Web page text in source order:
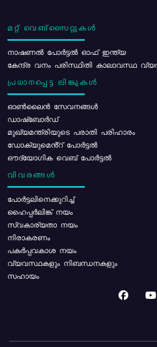
മറ്റ് വെബ്സൈറ്റുകൾ
നാഷണൽ പോർട്ടൽ ഓഫ് ഇന്ത്യ
കേന്ദ്ര വനം പരിസ്ഥിതി കാലാവസ്ഥ
പ്രധാനപ്പെട്ട ലിങ്കുകൾ
ഓൺലൈൻ സേവനങ്ങൾ
ഡാഷ്ബോർഡ്
മുഖ്യമന്ത്രിയുടെ പരാതി പരിഹാരം
ഡോക്യുമെൻ്റ് പോർട്ടൽ
ഔദ്യോഗിക വെബ് പോർട്ടൽ
വിവരങ്ങൾ
പോര്‍ട്ടലിനെക്കുറിച്ച്
ഹൈപ്പർലിങ്ക് നയം
സ്വകാര്യതാ നയം
നിരാകരണം
പകർപ്പവകാശ നയം
വ്യവസ്ഥകളും നിബന്ധനകളും
സഹായം